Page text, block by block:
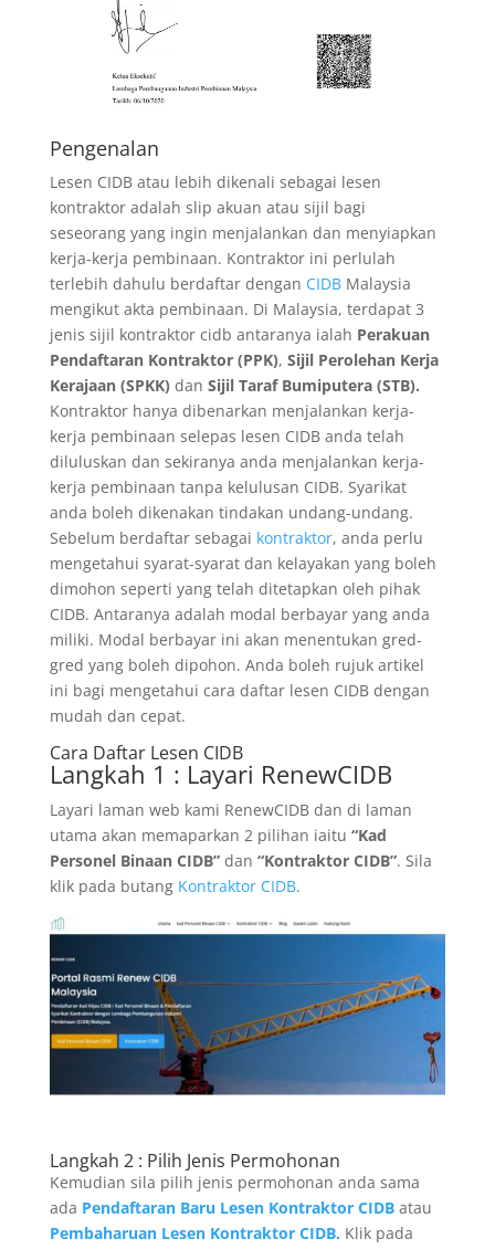
Pengenalan
Lesen CIDB atau lebih dikenali sebagai lesen
kontraktor adalah slip akuan atau sijil bagi
seseorang yang ingin menjalankan dan menyiapkan
kerja-kerja pembinaan. Kontraktor ini perlulah
terlebih dahulu berdaftar dengan CIDBMalaysia
mengikut akta pembinaan. Di Malaysia, terdapat 3
jenis sijil kontraktor cidb antaranya ialah Perakuan
Pendaftaran Kontraktor (PPK), Sijil Perolehan Kerja
Kerajaan (SPKK) dan Sijil Taraf Bumiputera (STB).
Kontraktor hanya dibenarkan menjalankan kerja-
kerja pembinaan selepas lesen CIDB anda telah
diluluskan dan sekiranya anda menjalankan kerja-
kerja pembinaan tanpa kelulusan CIDB. Syarikat
anda boleh dikenakan tindakan undang-undang.
Sebelum berdaftar sebagai kontraktor, anda perlu
mengetahui syarat-syarat dan kelayakan yang boleh
dimohon seperti yang telah ditetapkan oleh pihak
CIDB. Antaranya adalah modal berbayar yang anda
miliki. Modal berbayar ini akan menentukan gred-
gred yang boleh dipohon. Anda boleh rujuk artikel
ini bagi mengetahui cara daftar lesen CIDB dengan
mudah dan cepat.
Cara Daftar Lesen CIDB
Langkah 1 : Layari RenewCIDB
Layari laman web kami RenewCIDB dan di laman
utama akan memaparkan 2 pilihan iaitu “Kad
Personel Binaan CIDB” dan “Kontraktor CIDB”. Sila
klik pada butang Kontraktor CIDB.
Langkah 2 : Pilih Jenis Permohonan
Kemudian sila pilih jenis permohonan anda sama
ada Pendaftaran Baru Lesen Kontraktor CIDBatau
Pembaharuan Lesen Kontraktor CIDB. Klik pada